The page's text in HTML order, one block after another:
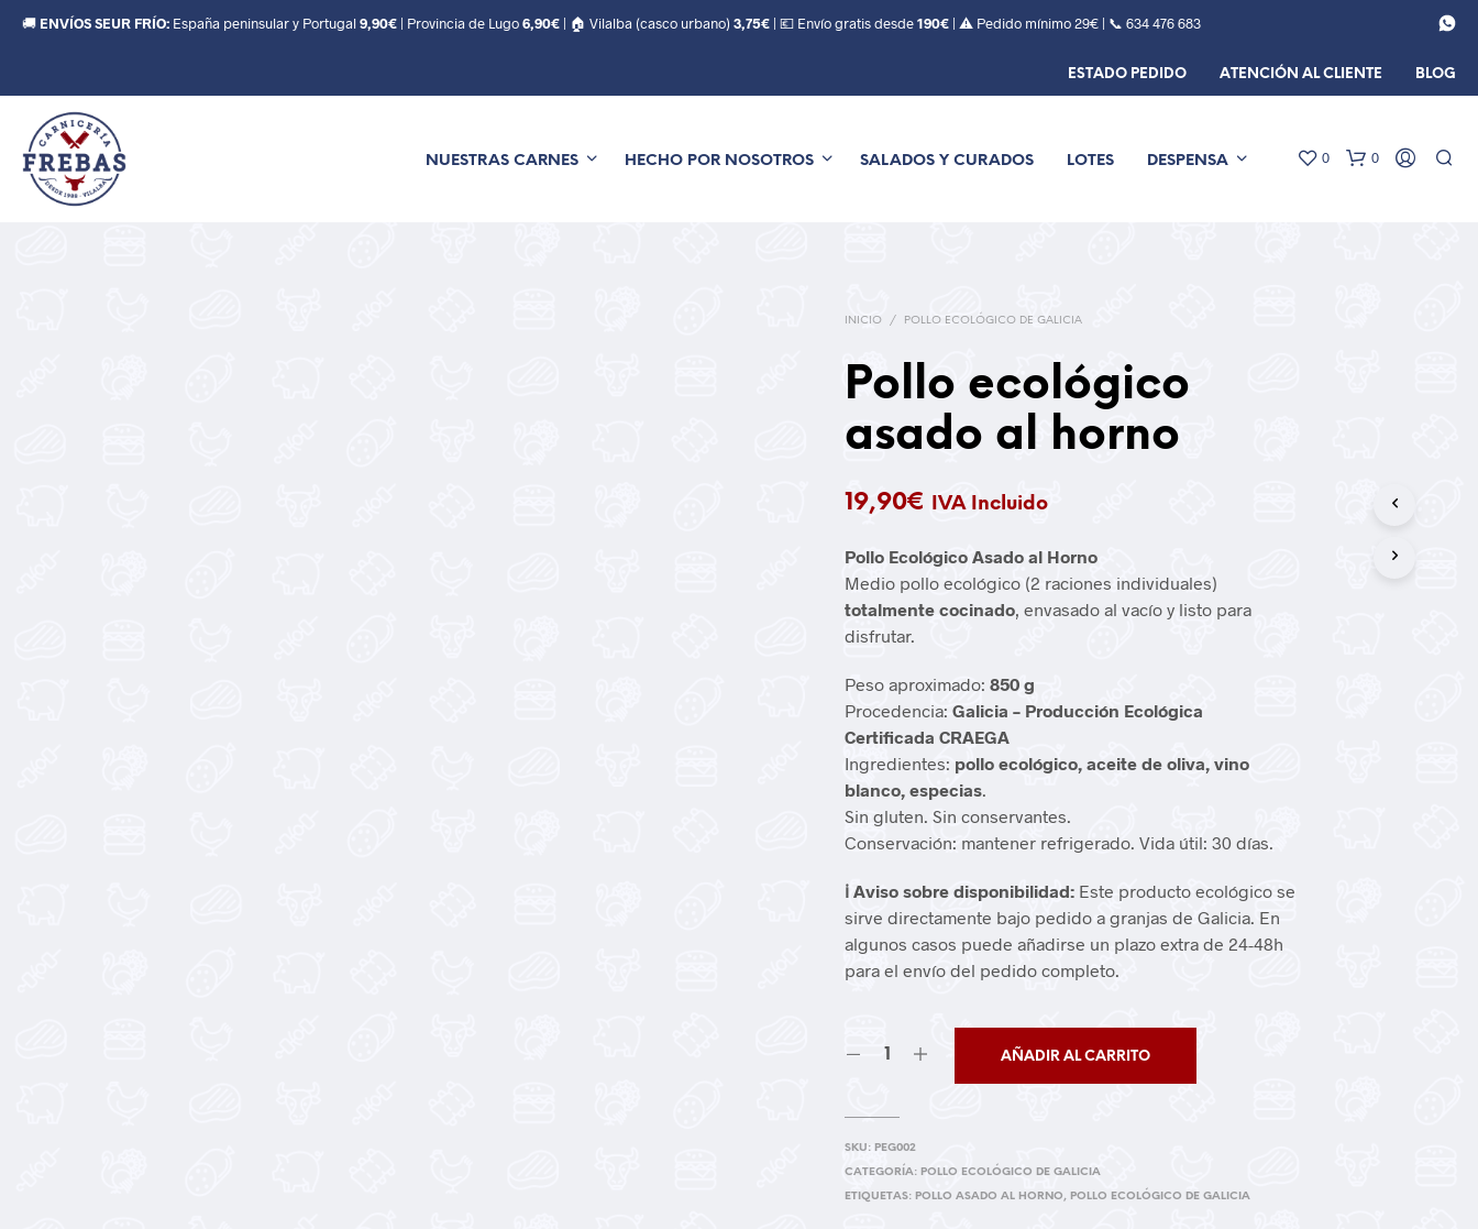
🚚 ENVÍOS SEUR FRÍO: España peninsular y Portugal9,90€ | Provincia de Lugo6,90€ | 🏠 Vilalba (casco urbano) 3,75€ | 💶 Envío gratis desde190€ | ⚠️ Pedido mínimo 29€ | 📞 634 476 683
ESTADO PEDIDO ATENCIÓN AL CLIENTE BLOG
NUESTRAS CARNES HECHO POR NOSOTROS SALADOS Y CURADOS LOTES DESPENSA 0 0
INICIO / POLLO ECOLÓGICO DE GALICIA
Pollo ecológico
asado al horno
19,90€ IVA Incluido
Pollo Ecológico Asado al Horno
Medio pollo ecológico (2 raciones individuales)
totalmente cocinado , envasado al vacío y listo para
disfrutar.
Peso aproximado:850 g
Procedencia:Galicia – Producción Ecológica
Certificada CRAEGA
Ingredientes: pollo ecológico, aceite de oliva, vino
blanco, especias
Sin gluten. Sin conservantes.
Conservación: mantener refrigerado. Vida útil: 30 días.
ℹ️ Aviso sobre disponibilidad: Este producto ecológico se
sirve directamente bajo pedido a granjas de Galicia. En
algunos casos puede añadirse un plazo extra de 24-48h
para el envío del pedido completo.
AÑADIR AL CARRITO
SKU: PEG002
CATEGORÍA: POLLO ECOLÓGICO DE GALICIA
ETIQUETAS: POLLO ASADO AL HORNO, POLLO ECOLÓGICO DE GALICIA